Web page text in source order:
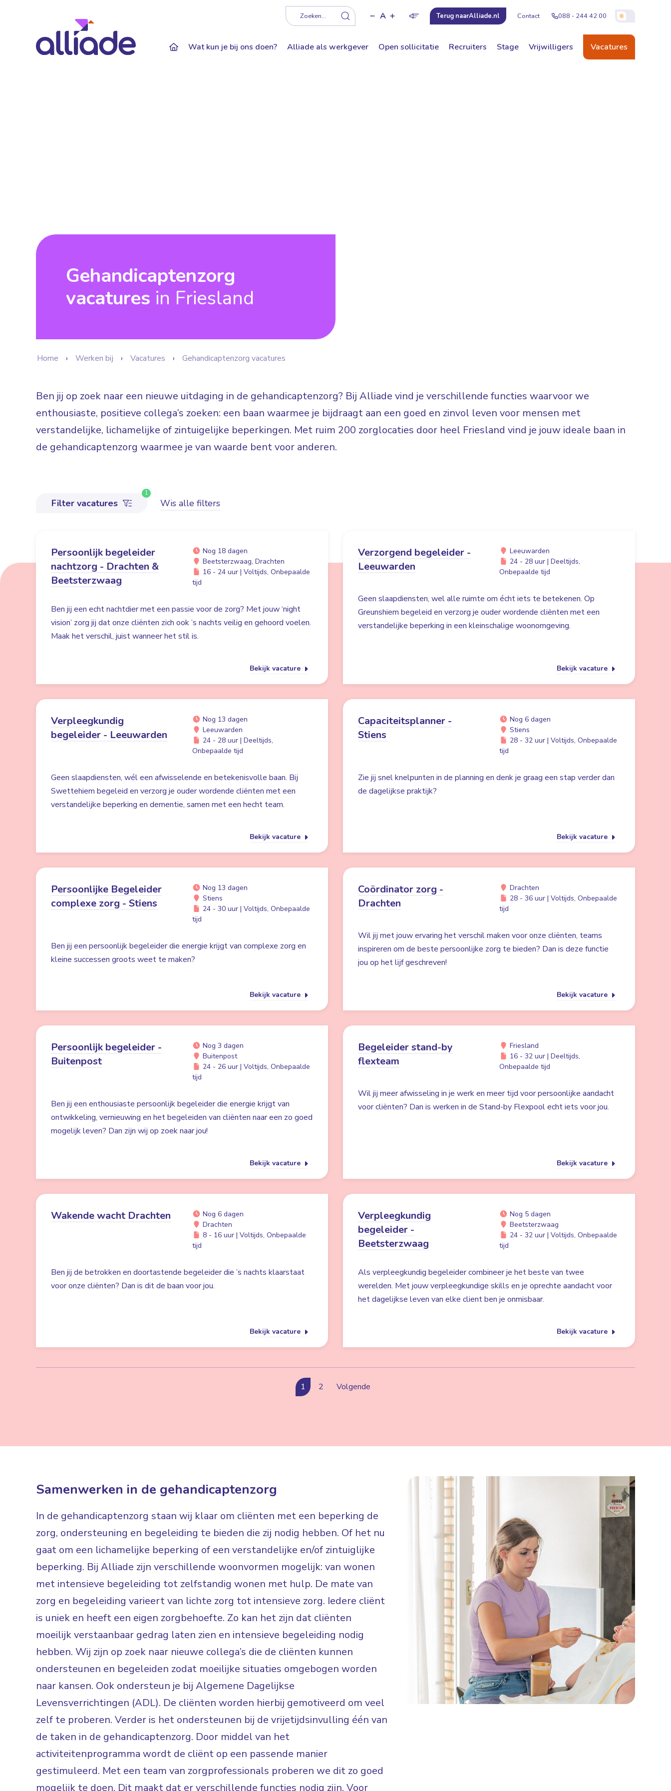
Zoeken... A Terug naarAlliade.nl Contact 088 - 244 42 00
Wat kun je bij ons doen? Alliade als werkgever Open sollicitatie Recruiters Stage Vrijwilligers Vacatures
Gehandicaptenzorg
vacatures in Friesland
Home Werken bij Vacatures Gehandicaptenzorg vacatures
Ben jij op zoek naar een nieuwe uitdaging in de gehandicaptenzorg? Bij Alliade vind je verschillende functies waarvoor we
enthousiaste, positieve collega’s zoeken: een baan waarmee je bijdraagt aan een goed en zinvol leven voor mensen met
verstandelijke, lichamelijke of zintuigelijke beperkingen. Met ruim 200 zorglocaties door heel Friesland vind je jouw ideale baan in
de gehandicaptenzorg waarmee je van waarde bent voor anderen.
Filter vacatures
1
Wis alle filters
Persoonlijk begeleider
nachtzorg - Drachten &
Beetsterzwaag
Nog 18 dagen
Beetsterzwaag, Drachten
16 - 24 uur | Voltijds, Onbepaalde
tijd
Ben jij een echt nachtdier met een passie voor de zorg? Met jouw ‘night
vision’ zorg jij dat onze cliënten zich ook ’s nachts veilig en gehoord voelen.
Maak het verschil, juist wanneer het stil is.
Bekijk vacature
Verzorgend begeleider -
Leeuwarden
Leeuwarden
24 - 28 uur | Deeltijds,
Onbepaalde tijd
Geen slaapdiensten, wel alle ruimte om écht iets te betekenen. Op
Greunshiem begeleid en verzorg je ouder wordende cliënten met een
verstandelijke beperking in een kleinschalige woonomgeving.
Bekijk vacature
Verpleegkundig
begeleider - Leeuwarden
Nog 13 dagen
Leeuwarden
24 - 28 uur | Deeltijds,
Onbepaalde tijd
Geen slaapdiensten, wél een afwisselende en betekenisvolle baan. Bij
Swettehiem begeleid en verzorg je ouder wordende cliënten met een
verstandelijke beperking en dementie, samen met een hecht team.
Bekijk vacature
Capaciteitsplanner -
Stiens
Nog 6 dagen
Stiens
28 - 32 uur | Voltijds, Onbepaalde
tijd
Zie jij snel knelpunten in de planning en denk je graag een stap verder dan
de dagelijkse praktijk?
Bekijk vacature
Persoonlijke Begeleider
complexe zorg - Stiens
Nog 13 dagen
Stiens
24 - 30 uur | Voltijds, Onbepaalde
tijd
Ben jij een persoonlijk begeleider die energie krijgt van complexe zorg en
kleine successen groots weet te maken?
Bekijk vacature
Coördinator zorg -
Drachten
Drachten
28 - 36 uur | Voltijds, Onbepaalde
tijd
Wil jij met jouw ervaring het verschil maken voor onze cliënten, teams
inspireren om de beste persoonlijke zorg te bieden? Dan is deze functie
jou op het lijf geschreven!
Bekijk vacature
Persoonlijk begeleider -
Buitenpost
Nog 3 dagen
Buitenpost
24 - 26 uur | Voltijds, Onbepaalde
tijd
Ben jij een enthousiaste persoonlijk begeleider die energie krijgt van
ontwikkeling, vernieuwing en het begeleiden van cliënten naar een zo goed
mogelijk leven? Dan zijn wij op zoek naar jou!
Bekijk vacature
Begeleider stand-by
flexteam
Friesland
16 - 32 uur | Deeltijds,
Onbepaalde tijd
Wil jij meer afwisseling in je werk en meer tijd voor persoonlijke aandacht
voor cliënten? Dan is werken in de Stand-by Flexpool echt iets voor jou.
Bekijk vacature
Wakende wacht Drachten
Nog 6 dagen
Drachten
8 - 16 uur | Voltijds, Onbepaalde
tijd
Ben jij de betrokken en doortastende begeleider die ’s nachts klaarstaat
voor onze cliënten? Dan is dit de baan voor jou.
Bekijk vacature
Verpleegkundig
begeleider -
Beetsterzwaag
Nog 5 dagen
Beetsterzwaag
24 - 32 uur | Voltijds, Onbepaalde
tijd
Als verpleegkundig begeleider combineer je het beste van twee
werelden. Met jouw verpleegkundige skills en je oprechte aandacht voor
het dagelijkse leven van elke client ben je onmisbaar.
Bekijk vacature
1 2 Volgende
Samenwerken in de gehandicaptenzorg
In de gehandicaptenzorg staan wij klaar om cliënten met een beperking de
zorg, ondersteuning en begeleiding te bieden die zij nodig hebben. Of het nu
gaat om een lichamelijke beperking of een verstandelijke en/of zintuiglijke
beperking. Bij Alliade zijn verschillende woonvormen mogelijk: van wonen
met intensieve begeleiding tot zelfstandig wonen met hulp. De mate van
zorg en begeleiding varieert van lichte zorg tot intensieve zorg. Iedere cliënt
is uniek en heeft een eigen zorgbehoefte. Zo kan het zijn dat cliënten
moeilijk verstaanbaar gedrag laten zien en intensieve begeleiding nodig
hebben. Wij zijn op zoek naar nieuwe collega’s die de cliënten kunnen
ondersteunen en begeleiden zodat moeilijke situaties omgebogen worden
naar kansen. Ook ondersteun je bij Algemene Dagelijkse
Levensverrichtingen (ADL). De cliënten worden hierbij gemotiveerd om veel
zelf te proberen. Verder is het ondersteunen bij de vrijetijdsinvulling één van
de taken in de gehandicaptenzorg. Door middel van het
activiteitenprogramma wordt de cliënt op een passende manier
gestimuleerd. Met een team van zorgprofessionals proberen we dit zo goed
mogelijk te doen. Dit maakt dat er verschillende functies nodig zijn. Voor